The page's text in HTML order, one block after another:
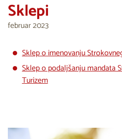
Sklepi
februar 2023
Sklep o imenovanju
Sklep o podaljšanju mandata
Turizem